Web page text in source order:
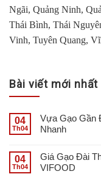
Ngãi, Quảng Ninh,
Thái Bình, Thái
Vinh, Tuyên Quang,
Bài viết mới nhất
04
Th04
Vựa Gạo Gần
Nhanh
04
Th04
Giá Gạo Đài
VIFOOD